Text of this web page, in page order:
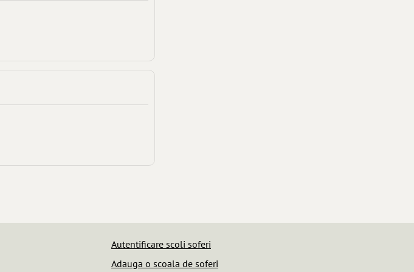
Autentificare scoli soferi
Adauga o scoala de soferi